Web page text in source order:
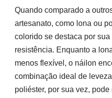
Quando comparado a
artesanato, como lona ou
colorido se destaca por
resistência. Enquanto a
menos flexível, o náilon
combinação ideal de
poliéster, por sua vez, pode